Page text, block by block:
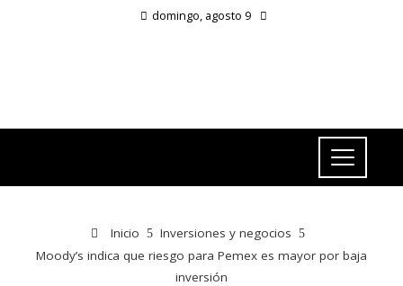
domingo, agosto 9
Inicio
Inversiones y negocios
Moody’s indica que riesgo para Pemex es mayor por baja
inversión